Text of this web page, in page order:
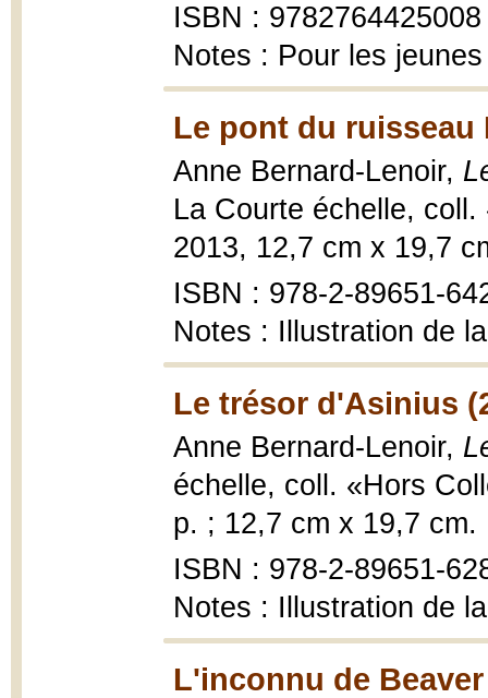
ISBN : 9782764425008
Notes : Pour les jeunes
Le pont du ruisseau
Anne Bernard-Lenoir,
La Courte échelle,
2013, 12,7 cm x 19,7
ISBN : 978-2-89651-
Notes : Illustration de
Le trésor d'Asinius
Anne Bernard-Lenoir,
échelle, coll. «Hors
p. ; 12,7 cm x 19,7 cm.
ISBN : 978-2-89651-
Notes : Illustration de
L'inconnu de Beaver